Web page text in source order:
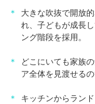
＊
大きな吹抜で開放
れ、子どもが成長
ング階段を採用。
＊
どこにいても家族
ア全体を見渡せる
＊
キッチンからラン